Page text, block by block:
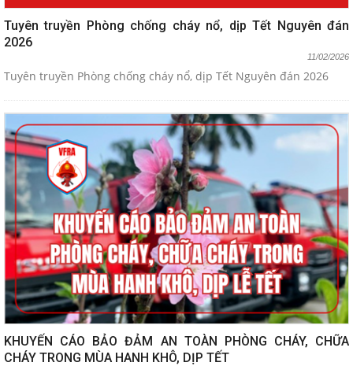
Tuyên truyền Phòng chống cháy nổ, dịp Tết Nguyên đán
2026
11/02/2026
Tuyên truyền Phòng chống cháy nổ, dịp Tết Nguyên đán 2026
KHUYẾN CÁO BẢO ĐẢM AN TOÀN PHÒNG CHÁY, CHỮA
CHÁY TRONG MÙA HANH KHÔ, DỊP TẾT